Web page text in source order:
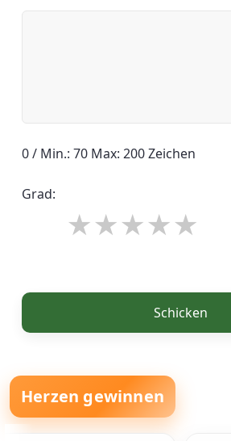
0 / Min.: 70 Max: 200 Zeichen
Grad:
Schicken
Herzen gewinnen